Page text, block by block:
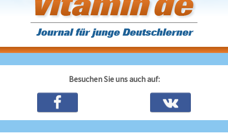
Besuchen Sie uns auch auf: